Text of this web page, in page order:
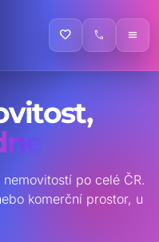
favorite call menu
po celé ČR.
komerční prostor, u